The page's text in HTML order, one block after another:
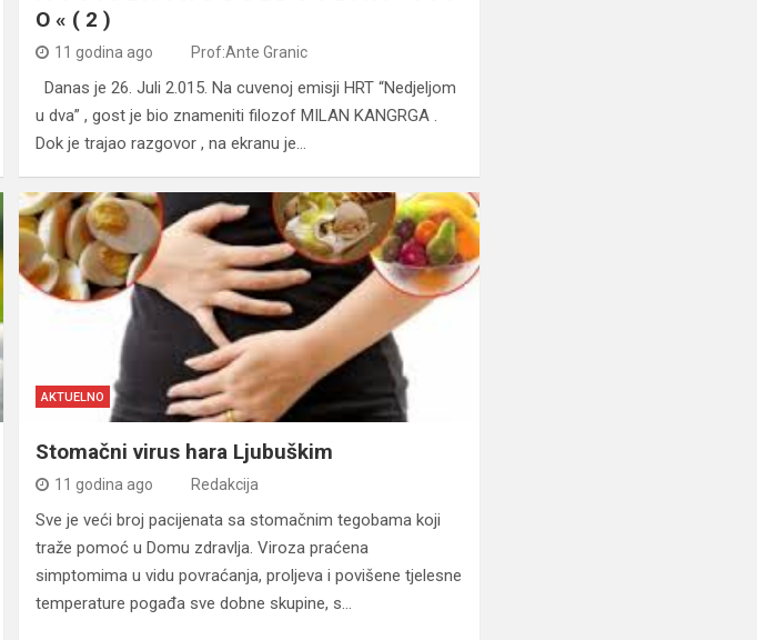
O « ( 2 )
11 godina ago Prof:Ante Granic
Danas je 26. Juli 2.015. Na cuvenoj emisji HRT “Nedjeljom
u dva” , gost je bio znameniti filozof MILAN KANGRGA .
Dok je trajao razgovor , na ekranu je…
AKTUELNO
Stomačni virus hara Ljubuškim
11 godina ago Redakcija
Sve je veći broj pacijenata sa stomačnim tegobama koji
traže pomoć u Domu zdravlja. Viroza praćena
simptomima u vidu povraćanja, proljeva i povišene tjelesne
temperature pogađa sve dobne skupine, s…